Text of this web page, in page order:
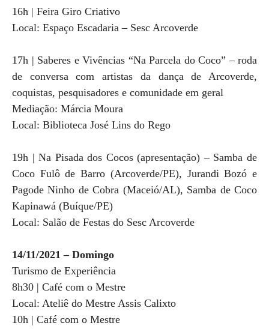
16h | Feira Giro Criativo
Local: Espaço Escadaria – Sesc Arcoverde
17h | Saberes e Vivências “Na Parcela do Coco” – roda
de conversa com artistas da dança de Arcoverde,
coquistas, pesquisadores e comunidade em geral
Mediação: Márcia Moura
Local: Biblioteca José Lins do Rego
19h | Na Pisada dos Cocos (apresentação) – Samba de
Coco Fulô de Barro (Arcoverde/PE), Jurandi Bozó e
Pagode Ninho de Cobra (Maceió/AL), Samba de Coco
Kapinawá (Buíque/PE)
Local: Salão de Festas do Sesc Arcoverde
14/11/2021 – Domingo
Turismo de Experiência
8h30 | Café com o Mestre
Local: Ateliê do Mestre Assis Calixto
10h | Café com o Mestre